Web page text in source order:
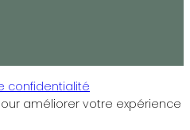
confidentialité
améliorer votre expérience